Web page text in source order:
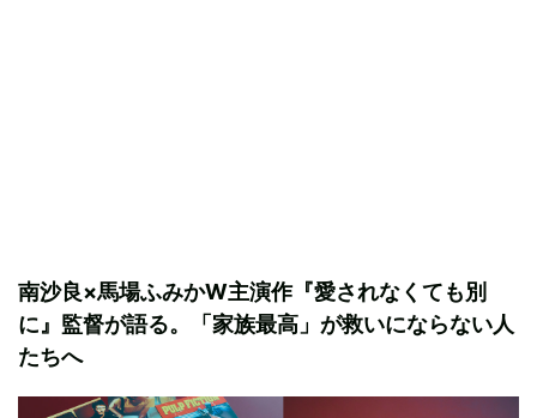
南沙良×馬場ふみかW主演作『愛されなくても別
に』監督が語る。「家族最高」が救いにならない人
たちへ